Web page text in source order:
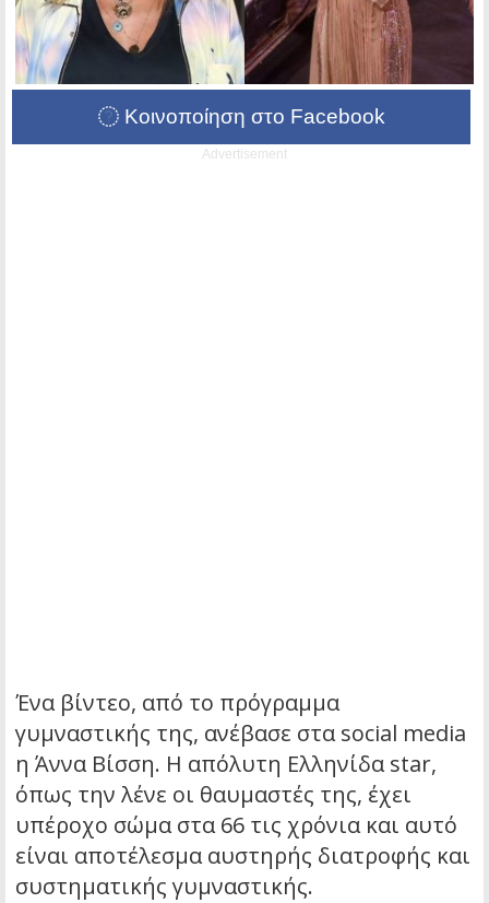
Κοινοποίηση στο Facebook
Advertisement
Ένα βίντεο, από το πρόγραμμα
γυμναστικής της, ανέβασε στα social media
η Άννα Βίσση. Η απόλυτη Ελληνίδα star,
όπως την λένε οι θαυμαστές της, έχει
υπέροχο σώμα στα 66 τις χρόνια και αυτό
είναι αποτέλεσμα αυστηρής διατροφής και
συστηματικής γυμναστικής.